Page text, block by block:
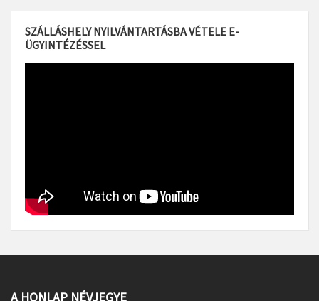
SZÁLLÁSHELY NYILVÁNTARTÁSBA VÉTELE E-
ÜGYINTÉZÉSSEL
A HONLAP NÉVJEGYE